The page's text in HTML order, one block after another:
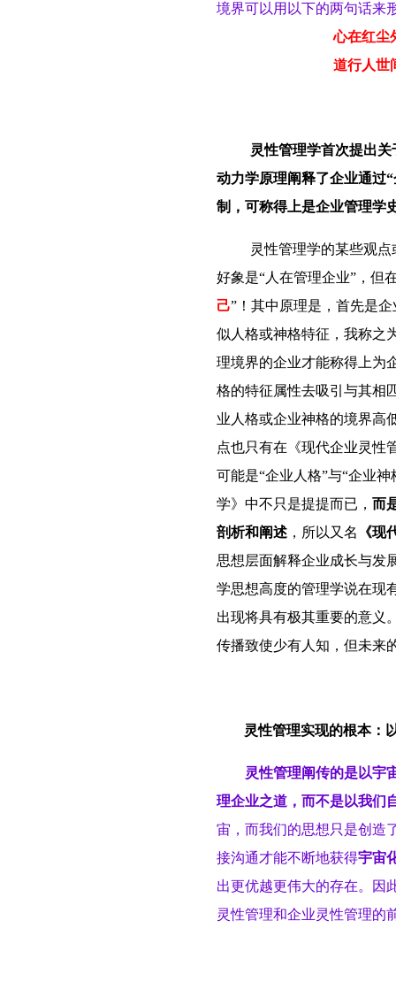
境界可以用以下的两句话来
心在红尘
道行人世
灵性管理学首次提出关
动力学原理阐释了企业通过
制，可称得上是企业管理学
灵性管理学的某些观点
好象是“人在管理企业”，但
己”！其中原理是，首先是
似人格或神格特征，我称之
理境界的企业才能称得上为
格的特征属性去吸引与其相
业人格或企业神格的境界高
点也只有在《现代企业灵性
可能是“企业人格”与“企业
学》中不只是提提而已， 而
剖析和阐述 ，所以又名
《现
思想层面解释企业成长与发
学思想高度的管理学说在现
出现将具有极其重要的意义
传播致使少有人知，但未来
灵性管理实现的根本：
灵性管理阐传的是以宇
理企业之道，而不是以我们
宙，而我们的思想只是创造
接沟通才能不断地获得宇宙
出更优越更伟大的存在。
因
灵性管理和企业灵性管理的